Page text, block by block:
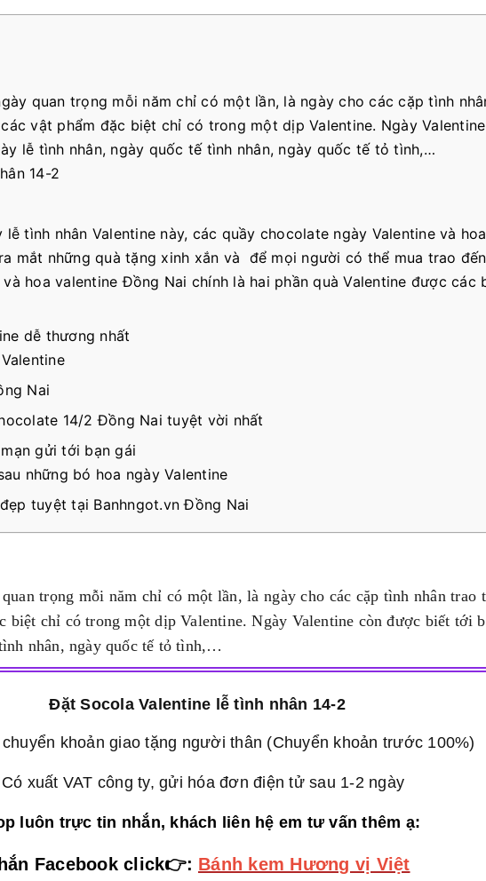
quan trọng mỗi năm chỉ có một lần, là ngày cho các cặp tình
vật phẩm đặc biệt chỉ có trong một dịp Valentine. Ngày
lễ tình nhân, ngày quốc tế tình nhân, ngày quốc tế tỏ tình,…
14-2
tình nhân Valentine này, các quầy chocolate ngày Valentine và
mắt những quà tặng xinh xắn và để mọi người có thể mua trao
hoa valentine Đồng Nai chính là hai phần quà Valentine được các
dễ thương nhất
Nai
14/2 Đồng Nai tuyệt vời nhất
gửi tới bạn gái
những bó hoa ngày Valentine
tuyệt tại Banhngot.vn Đồng Nai
trọng mỗi năm chỉ có một lần, là ngày cho các cặp tình nhân trao
biệt chỉ có trong một dịp Valentine. Ngày Valentine còn được biết tới
nhân, ngày quốc tế tỏ tình,…
Đặt Socola Valentine lễ tình nhân 14-2
chuyển khoản giao tặng người thân (Chuyển khoản trước 100%)
xuất VAT công ty, gửi hóa đơn điện tử sau 1-2 ngày
luôn trực tin nhắn, khách liên hệ em tư vấn thêm ạ:
Facebook click👉: Bánh kem Hương vị Việt